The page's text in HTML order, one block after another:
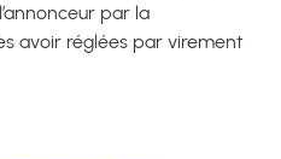
par la
avoir réglées par virement